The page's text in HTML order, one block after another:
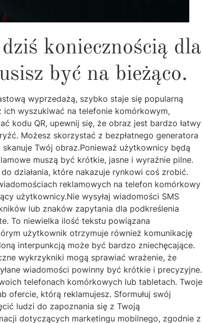
koniecznością dla
być na bieżąco.
wyprzedażą, szybko staje się popularną
wyszukiwać na telefonie komórkowym,
kodu QR, upewnij się, że obraz jest bardzo łatwy
Możesz skorzystać z bezpłatnego generatora
Twój obraz.Ponieważ użytkownicy będą
muszą być krótkie, jasne i wyraźnie pilne.
działania, które nakazuje rynkowi coś zrobić.
reklamowych na telefon komórkowy
użytkownicy.Nie wysyłaj wiadomości SMS
lub znaków zapytania dla podkreślenia
To niewielka ilość tekstu powiązana
użytkownik otrzymuje również komunikację
interpunkcją może być bardzo zniechęcające.
wykrzykniki mogą sprawiać wrażenie, że
wiadomości powinny być krótkie i precyzyjne.
telefonach komórkowych lub tabletach. Twoje
ofercie, którą reklamujesz. Sformułuj swój
ludzi do zapoznania się z Twoją
dotyczących marketingu mobilnego, zgodnie z